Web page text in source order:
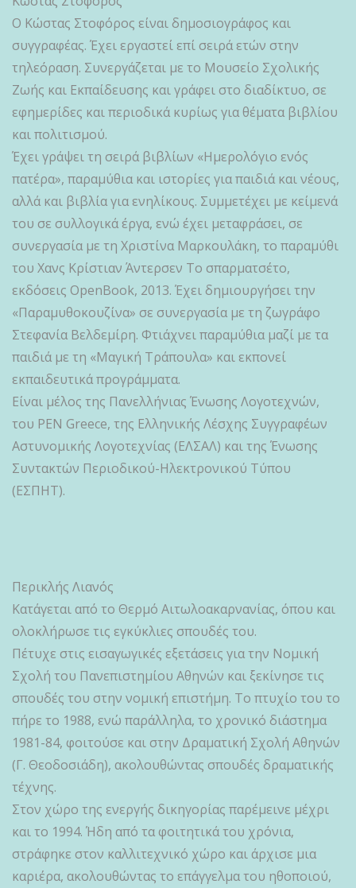
Ο Κώστας Στοφόρος είναι δημοσιογράφος και
συγγραφέας. Έχει εργαστεί επί σειρά ετών στην
τηλεόραση. Συνεργάζεται με το Μουσείο Σχολικής
Ζωής και Εκπαίδευσης και γράφει στο διαδίκτυο, σε
εφημερίδες και περιοδικά κυρίως για θέματα βιβλίου
και πολιτισμού.
Έχει γράψει τη σειρά βιβλίων «Ημερολόγιο ενός
πατέρα», παραμύθια και ιστορίες για παιδιά και νέους,
αλλά και βιβλία για ενηλίκους. Συμμετέχει με κείμενά
του σε συλλογικά έργα, ενώ έχει μεταφράσει, σε
συνεργασία με τη Χριστίνα Μαρκουλάκη, το παραμύθι
του Xανς Κρίστιαν Άντερσεν Το σπαρματσέτο,
εκδόσεις OpenBook, 2013. Έχει δημιουργήσει την
«Παραμυθοκουζίνα» σε συνεργασία με τη ζωγράφο
Στεφανία Βελδεμίρη. Φτιάχνει παραμύθια μαζί με τα
παιδιά με τη «Μαγική Τράπουλα» και εκπονεί
εκπαιδευτικά προγράμματα.
Είναι μέλος της Πανελλήνιας Ένωσης Λογοτεχνών,
του PEN Greece, της Ελληνικής Λέσχης Συγγραφέων
Αστυνομικής Λογοτεχνίας (ΕΛΣΑΛ) και της Ένωσης
Συντακτών Περιοδικού-Ηλεκτρονικού Τύπου
(ΕΣΠΗΤ).
Περικλής Λιανός
Κατάγεται από το Θερμό Αιτωλοακαρνανίας, όπου και
ολοκλήρωσε τις εγκύκλιες σπουδές του.
Πέτυχε στις εισαγωγικές εξετάσεις για την Νομική
Σχολή του Πανεπιστημίου Αθηνών και ξεκίνησε τις
σπουδές του στην νομική επιστήμη. Το πτυχίο του το
πήρε το 1988, ενώ παράλληλα, το χρονικό διάστημα
1981-84, φοιτούσε και στην Δραματική Σχολή Αθηνών
(Γ. Θεοδοσιάδη), ακολουθώντας σπουδές δραματικής
τέχνης.
Στον χώρο της ενεργής δικηγορίας παρέμεινε μέχρι
και το 1994. Ήδη από τα φοιτητικά του χρόνια,
στράφηκε στον καλλιτεχνικό χώρο και άρχισε μια
καριέρα, ακολουθώντας το επάγγελμα του ηθοποιού,